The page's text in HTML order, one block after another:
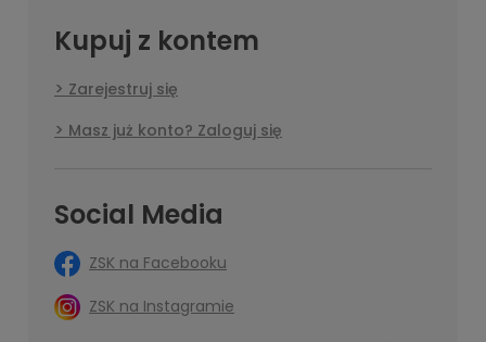
Kupuj z kontem
Zarejestruj się
Masz już konto? Zaloguj się
Social Media
ZSK na Facebooku
ZSK na Instagramie